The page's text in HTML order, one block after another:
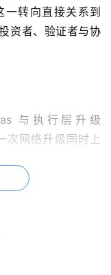
一转向直接关系到
资者、验证者与协
与执行层升级
次网络升级同时上
置提议者—构建者
同操作的费用更贴